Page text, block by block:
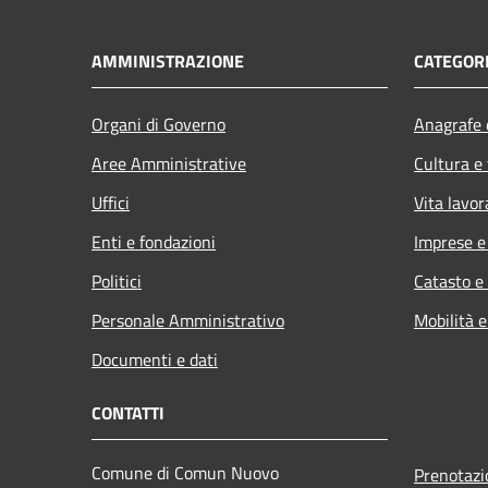
AMMINISTRAZIONE
Organi di Governo
Aree Amministrative
Uffici
Enti e fondazioni
Politici
Personale Amministrativo
Documenti e dati
Cultura
Vita
Imprese
Catasto
Mobilità
CONTATTI
Comune di Comun Nuovo